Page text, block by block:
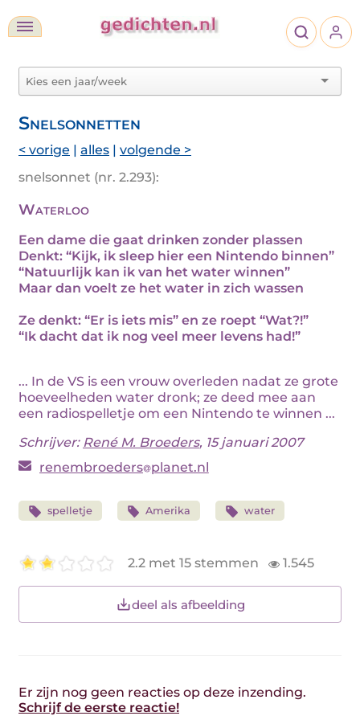
Snelsonnetten
< vorige | alles | volgende >
snelsonnet (nr. 2.293):
Waterloo
Een dame die gaat drinken zonder plassen
Denkt: “Kijk, ik sleep hier een Nintendo binnen”
“Natuurlijk kan ik van het water winnen”
Maar dan voelt ze het water in zich wassen
Ze denkt: “Er is iets mis” en ze roept “Wat?!”
“Ik dacht dat ik nog veel meer levens had!”
... In de VS is een vrouw overleden nadat ze grote
hoeveelheden water dronk; ze deed mee aan
een radiospelletje om een Nintendo te winnen ...
Schrijver: René M. Broeders, 15 januari 2007
renembroeders planet.nl
spelletje Amerika water
2.2 met 15 stemmen 1.545
deel als afbeelding
Er zijn nog geen reacties op deze inzending.
Schrijf de eerste reactie!